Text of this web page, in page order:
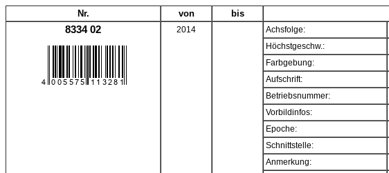
Nr. von bis
8334 02 2014 Achsfolge:
Höchstgeschw.:
Farbgebung:
Aufschrift:
Betriebsnummer:
Vorbildinfos:
Epoche:
Schnittstelle:
Anmerkung: